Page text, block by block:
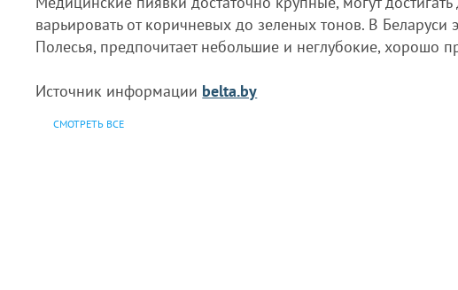
варьировать от коричневых до зеленых тонов. В
Полесья, предпочитает небольшие и неглубокие, хорошо
Источник информации belta.by
СМОТРЕТЬ ВСЕ